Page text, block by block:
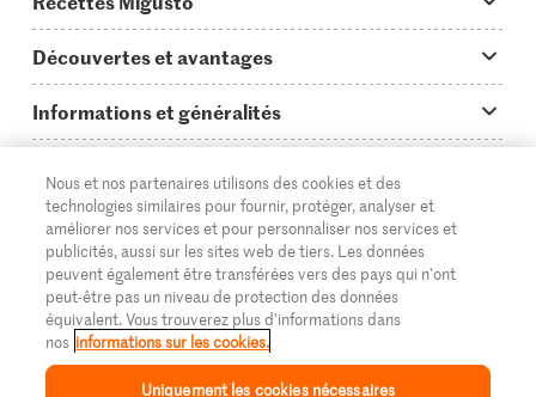
Idées de menus
Plats principaux
Simple & vite prêt
Apéritif
Préparations au four
Enfants & famille
Découvertes et avantages
On en parle...
Tutoriels
Glossaire des ingrédients
Login Migusto
Magazine Migusto
Informations et généralités
Questions concernant Migusto
Cuisiner avec Migusto
Service clientèle & contact
Publicité
Impressum
Supermarché
Migros Online
À propos de Migros
Magasins
© 2026 La Fédération des coopératives Migros
DE FR IT
Nous et nos partenaires utilisons des cookies et des
technologies similaires pour fournir, protéger, analyser et
améliorer nos services et pour personnaliser nos services et
publicités, aussi sur les sites web de tiers. Les données
peuvent également être transférées vers des pays qui n'ont
peut-être pas un niveau de protection des données
équivalent. Vous trouverez plus d'informations dans
nos informations sur les cookies.
Uniquement les cookies nécessaires